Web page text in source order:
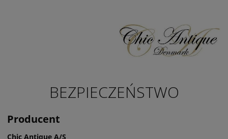
BEZPIECZEŃSTWO
Producent
Chic Antique A/S